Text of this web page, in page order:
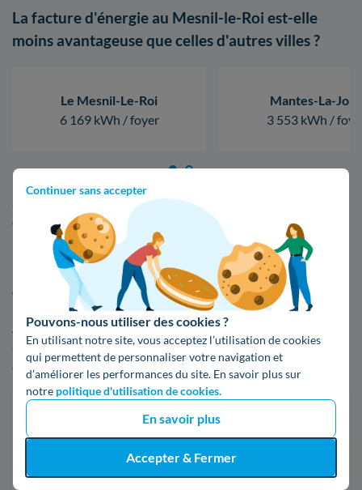
Continuer sans accepter
Pouvons-nous utiliser des cookies ?
En utilisant notre site, vous acceptez l’utilisation de cookies
qui permettent de personnaliser votre navigation et
d’améliorer les performances du site. En savoir plus sur
notre politique d'utilisation de cookies.
En savoir plus
Accepter & Fermer
La facture d'énergie au Mesnil-le-Roi est-elle
moins avantageuse que celles d'autres villes ?
Le Mesnil-Le-Roi
6 169 kWh / foyer
Mantes-La-Jolie
3 553 kWh /
autre, d'un ménage à un autre, du fait du fournisseur, de la
consommation en kWh, et de bien d'autres critères.
Faites une estimation facile de votre facture
d'énergie au Mesnil-le-Roi
Afin de voir par vous-même les écarts de tarifs entre EDF et
ses compétiteurs, n'hésitez pas à faire usage de notre
comparateur d'offres d'électricité ou de gaz :
Faites des économies sur vos factures d'énergie
Je compare